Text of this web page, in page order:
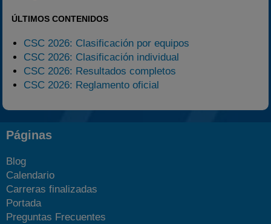
ÚLTIMOS CONTENIDOS
CSC 2026: Clasificación por equipos
CSC 2026: Clasificación individual
CSC 2026: Resultados completos
CSC 2026: Reglamento oficial
Páginas
Blog
Calendario
Carreras finalizadas
Portada
Preguntas Frecuentes